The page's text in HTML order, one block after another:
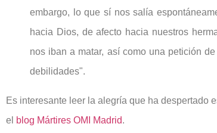
embargo, lo que sí nos salía
hacia Dios, de afecto hacia nuestros
nos iban a matar, así como una petición
debilidades".
Es interesante leer la alegría que ha despertado
el
blog Mártires OMI Madrid.